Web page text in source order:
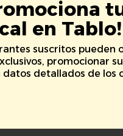
en Tablo!
suscritos pueden
promocionar
datos detallados de los